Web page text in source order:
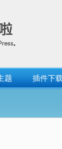
题 插件下载